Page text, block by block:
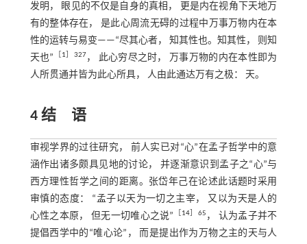
发明， 眼见的不仅是自身的真相， 更是内在视角下天地万
有的整体存在， 是此心周流无碍的过程中万事万物内在本
性的运转与易变——“尽其心者， 知其性也。知其性， 则知
天也”
1 ］327 ， 此心穷尽之时， 万事万物的内在本性即为
人所贯通并皆为此心所具， 人由此通达万有之极： 天。
4 结 语
审视学界的过往研究， 前人实已对“心”在孟子哲学中的意
涵作出诸多颇具见地的讨论， 并逐渐意识到孟子之“心”与
西方理性哲学之间的距离。张岱年己在论述此话题时采用
审慎的态度： “孟子以天为一切之主宰， 又以为天是人的
心性之本原， 但无一切唯心之说”
14 ］65 ， 认为孟子并不
提倡西学中的“唯心论”， 而是提出作为万物之主的天与人